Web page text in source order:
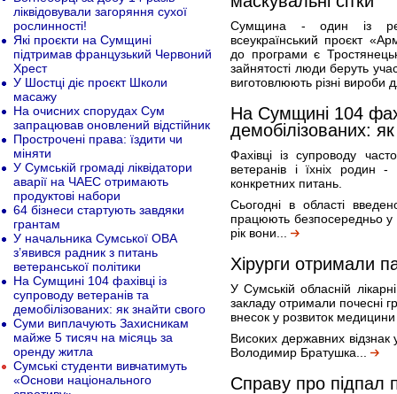
Сумщина - один із
всеукраїнський проєкт
до програми є
зайнятості люди беруть
виготовлюють різні вироби
На Сумщині 104
демобілізованих:
Фахівці із супроводу
ветеранів і їхніх родин
конкретних питань.
Сьогодні в області
працюють безпосередньо
рік вони...
Хірурги отримали
У Сумській обласній
закладу отримали почесні
внесок у розвиток
Високих державних відзнак
Володимир Братушка...
Справу про підпал
ліквідовували загоряння сухої
рослинності!
Які проєкти на Сумщині
підтримав французький Червоний
Хрест
У Шостці діє проєкт Школи
масажу
На очисних спорудах Сум
запрацював оновлений відстійник
Прострочені права: їздити чи
міняти
У Сумській громаді ліквідатори
аварії на ЧАЕС отримають
продуктові набори
64 бізнеси стартують завдяки
грантам
У начальника Сумської ОВА
з’явився радник з питань
ветеранської політики
На Сумщині 104 фахівці із
супроводу ветеранів та
демобілізованих: як знайти свого
Суми виплачують Захисникам
майже 5 тисяч на місяць за
оренду житла
Сумські студенти вивчатимуть
«Основи національного